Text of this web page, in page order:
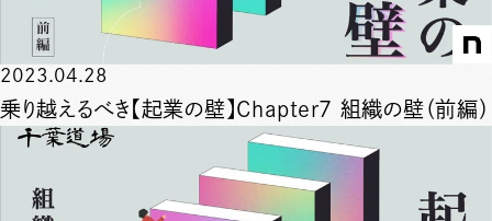
2023.04.28
乗り越えるべき【起業の壁】Chapter7 組織の壁（前編）